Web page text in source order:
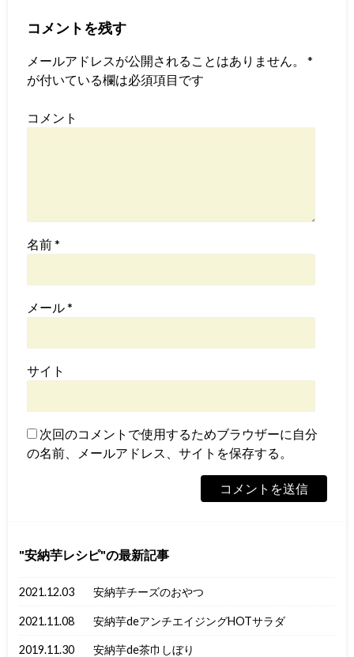
コメントを残す
メールアドレスが公開されることはありません。
*
が付いている欄は必須項目です
コメント
名前*
メール*
サイト
次回のコメントで使用するためブラウザーに自分
の名前、メールアドレス、サイトを保存する。
安納芋レシピ の最新記事
2021.12.03 安納芋チーズのおやつ
2021.11.08 安納芋deアンチエイジングHOTサラダ
2019.11.30 安納芋de茶巾しぼり